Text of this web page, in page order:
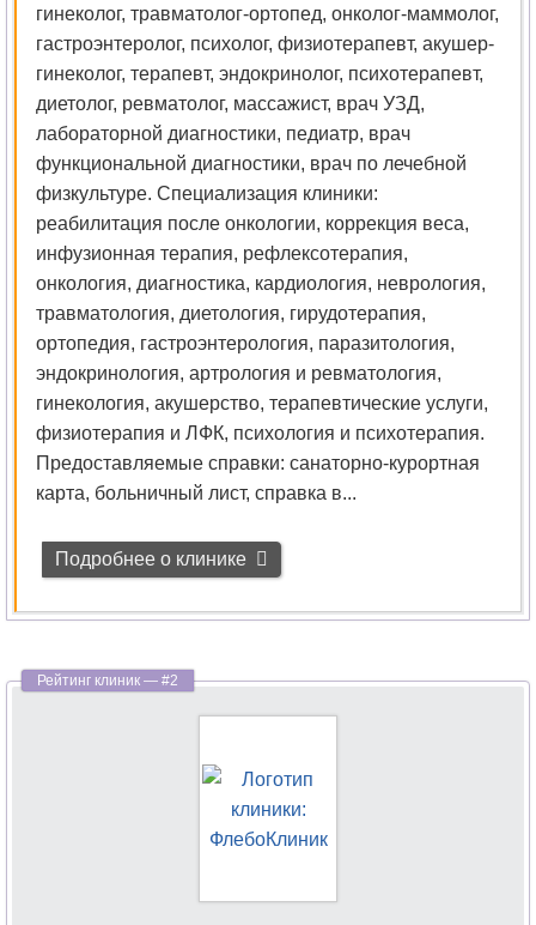
Инфекционные
болезни
Кардиология
Кинезиология
Колопроктология
Косметология
Косметология-
дерматология
Лазерная
хирургия
физкультура
гинеколог, травматолог-ортопед, онколог-маммолог,
гастроэнтеролог, психолог, физиотерапевт, акушер-
гинеколог, терапевт, эндокринолог, психотерапевт,
диетолог, ревматолог, массажист, врач УЗД,
лабораторной диагностики, педиатр, врач
функциональной диагностики, врач по лечебной
физкультуре. Специализация клиники:
реабилитация после онкологии, коррекция веса,
инфузионная терапия, рефлексотерапия,
онкология, диагностика, кардиология, неврология,
травматология, диетология, гирудотерапия,
ортопедия, гастроэнтерология, паразитология,
эндокринология, артрология и ревматология,
гинекология, акушерство, терапевтические услуги,
физиотерапия и ЛФК, психология и психотерапия.
Предоставляемые справки: санаторно-курортная
карта, больничный лист, справка в...
Подробнее о клинике